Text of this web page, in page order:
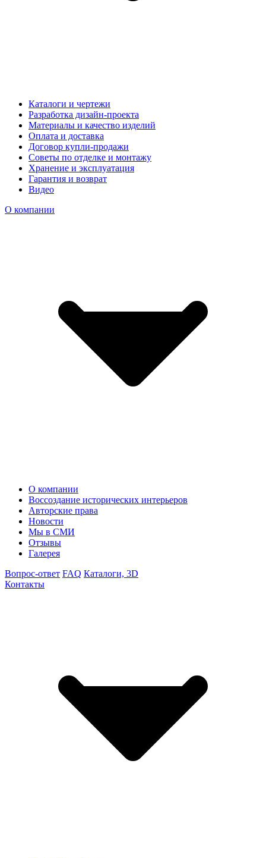
Каталоги и чертежи
Разработка дизайн-проекта
Материалы и качество изделий
Оплата и доставка
Договор купли-продажи
Советы по отделке и монтажу
Хранение и эксплуатация
Гарантия и возврат
Видео
О компании
О компании
Воссоздание исторических интерьеров
Авторские права
Новости
Мы в СМИ
Отзывы
Галерея
Вопрос-ответ FAQ Каталоги, 3D
Контакты